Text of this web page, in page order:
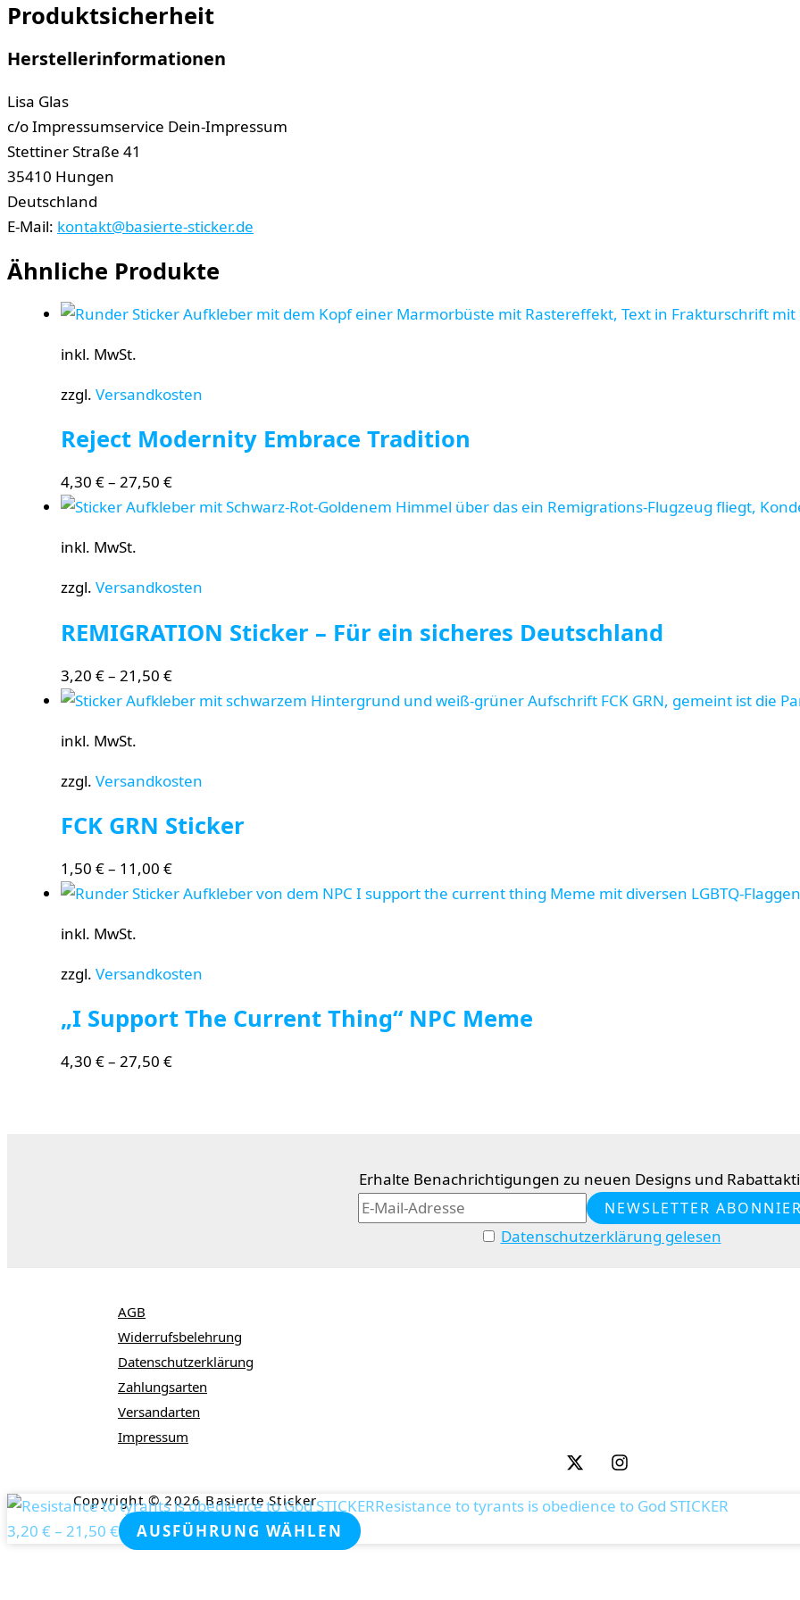
Produktsicherheit
Herstellerinformationen
Lisa Glas
c/o Impressumservice Dein-Impressum
Stettiner Straße 41
35410 Hungen
Deutschland
E-Mail: kontakt@basierte-sticker.de
Ähnliche Produkte
inkl. MwSt.
zzgl. Versandkosten
Reject Modernity Embrace Tradition
4,30 €– 27,50 €
inkl. MwSt.
zzgl. Versandkosten
REMIGRATION Sticker – Für ein sicheres Deutschland
3,20 €– 21,50 €
inkl. MwSt.
zzgl. Versandkosten
FCK GRN Sticker
1,50 €– 11,00 €
inkl. MwSt.
zzgl. Versandkosten
„I Support The Current Thing“ NPC Meme
4,30 €– 27,50 €
Erhalte Benachrichtigungen zu neuen Designs und
Datenschutzerklärung gelesen
AGB
Widerrufsbelehrung
Datenschutzerklärung
Zahlungsarten
Versandarten
Impressum
Copyright © 2026 Basierte Sticker
Resistance to tyrants is obedience to God STICKER
3,20 €– 21,50 € AUSFÜHRUNG WÄHLEN